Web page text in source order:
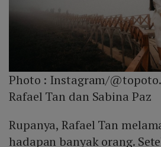
Photo : Instagram/
Rafael Tan dan Sabina Paz
Rupanya, Rafael Tan
hadapan banyak orang.